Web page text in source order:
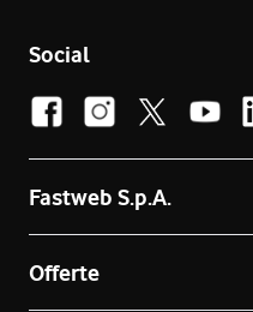
Social
Fastweb S.p.A.
Offerte